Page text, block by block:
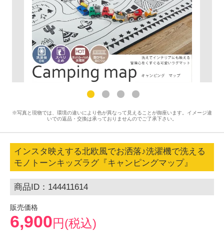
※写真と現物では、環境の違いにより色が異なって見えることが御座います。イメージ違
いでの返品・交換は承っておりませんのでご了承下さい。
インスタ映えする北欧風でお洒落♪洗濯機で洗える
モノトーンキッズラグ『キャンピングマップ』
商品ID：144411614
販売価格
6,900円(税込)